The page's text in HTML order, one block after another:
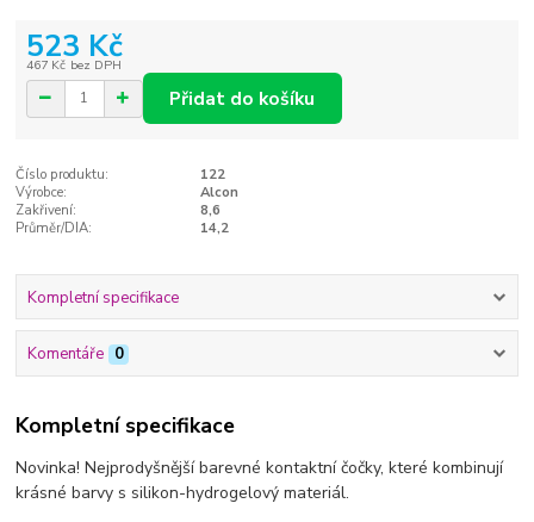
523 Kč
467 Kč bez DPH
Přidat do košíku
Číslo produktu:
122
Výrobce:
Alcon
Zakřivení:
8,6
Průměr/DIA:
14,2
Kompletní specifikace
Komentáře 0
Kompletní specifikace
Novinka! Nejprodyšnější barevné kontaktní čočky, které kombinují
krásné barvy s silikon-hydrogelový materiál.